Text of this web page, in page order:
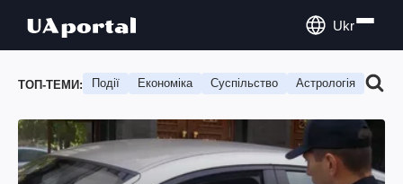
Ukr
ТОП-ТЕМИ: Події Економіка Суспільство Астрологія